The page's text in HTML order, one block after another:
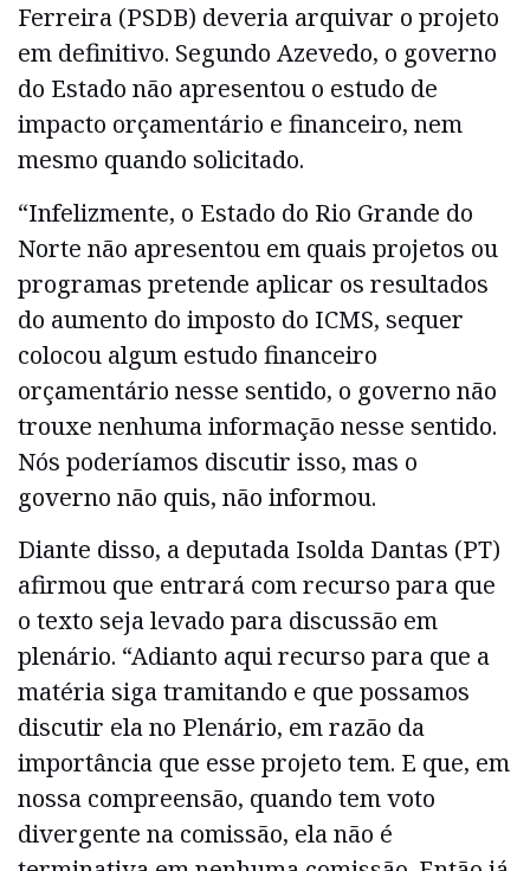
Ferreira (PSDB) deveria arquivar o projeto
em definitivo. Segundo Azevedo, o governo
do Estado não apresentou o estudo de
impacto orçamentário e financeiro, nem
mesmo quando solicitado.
“Infelizmente, o Estado do Rio Grande do
Norte não apresentou em quais projetos ou
programas pretende aplicar os resultados
do aumento do imposto do ICMS, sequer
colocou algum estudo financeiro
orçamentário nesse sentido, o governo não
trouxe nenhuma informação nesse sentido.
Nós poderíamos discutir isso, mas o
governo não quis, não informou.
Diante disso, a deputada Isolda Dantas (PT)
afirmou que entrará com recurso para que
o texto seja levado para discussão em
plenário. “Adianto aqui recurso para que a
matéria siga tramitando e que possamos
discutir ela no Plenário, em razão da
importância que esse projeto tem. E que, em
nossa compreensão, quando tem voto
divergente na comissão, ela não é